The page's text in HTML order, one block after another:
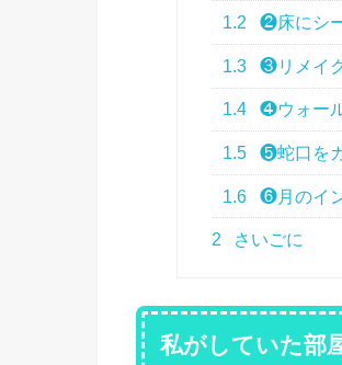
1.2 ❷床にシ
1.3 ❸リメイ
1.4 ❹ウォー
1.5 ❺蛇口を
1.6 ❻月のイ
2 さいごに
私がしていた部